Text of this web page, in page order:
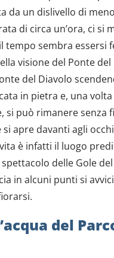
da un dislivello di
di circa un’ora, ci si
tempo sembra essersi
visione del Ponte del
del Diavolo
in pietra e, una
si può rimanere senza
si apre davanti agli
è infatti il luogo
delle Gole del
in alcuni punti si
del